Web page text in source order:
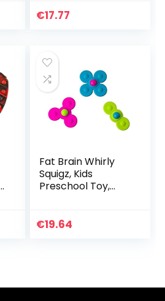
Poppers
€17.77
Fat Brain Whirly
Squigz, Kids
Preschool Toy,
Suction, Toy
€19.64